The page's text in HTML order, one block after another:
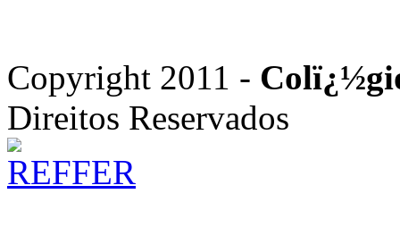
Copyright 2011 -
Direitos Reservados